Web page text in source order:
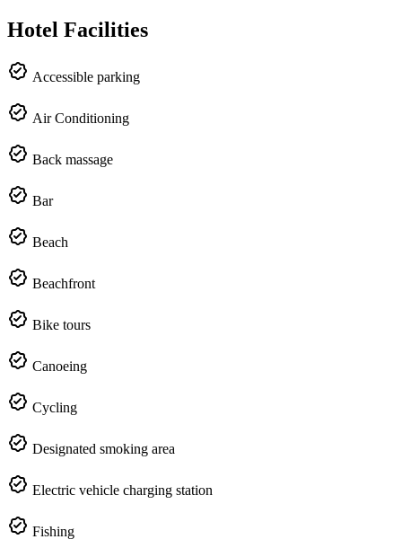
Hotel Facilities
Accessible parking
Air Conditioning
Back massage
Bar
Beach
Beachfront
Bike tours
Canoeing
Cycling
Designated smoking area
Electric vehicle charging station
Fishing